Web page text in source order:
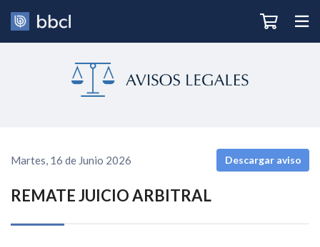
Martes, 16 de Junio 2026 Descargar aviso
REMATE JUICIO ARBITRAL